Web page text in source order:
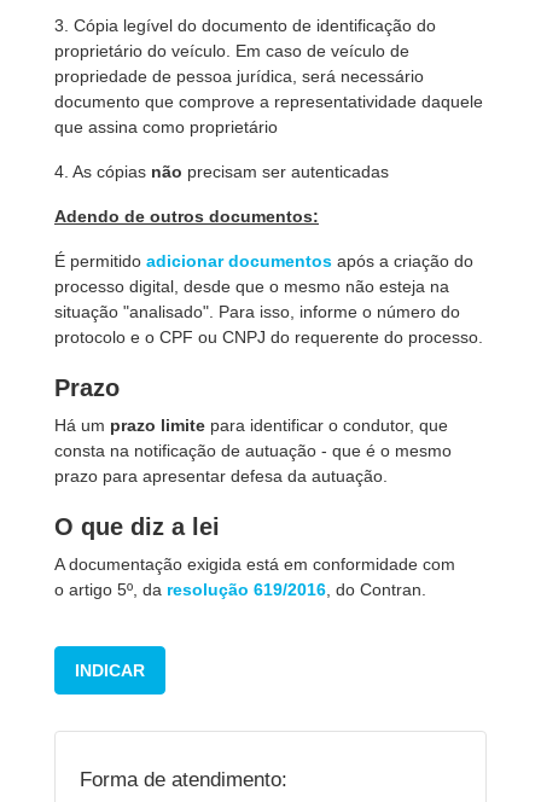
3. Cópia legível do documento de identificação do
proprietário do veículo. Em caso de veículo de
propriedade de pessoa jurídica, será necessário
documento que comprove a representatividade daquele
que assina como proprietário
4. As cópias não precisam ser autenticadas
Adendo de outros documentos:
É permitido adicionar documentos após a criação do
processo digital, desde que o mesmo não esteja na
situação "analisado". Para isso, informe o número do
protocolo e o CPF ou CNPJ do requerente do processo.
Prazo
Há um prazo limite para identificar o condutor, que
consta na notificação de autuação - que é o mesmo
prazo para apresentar defesa da autuação.
O que diz a lei
A documentação exigida está em conformidade com
o artigo 5º, da resolução 619/2016 , do Contran.
INDICAR
Forma de atendimento: